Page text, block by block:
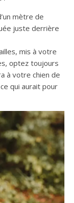
mètre de
juste derrière
mis à votre
optez toujours
à votre chien de
qui aurait pour